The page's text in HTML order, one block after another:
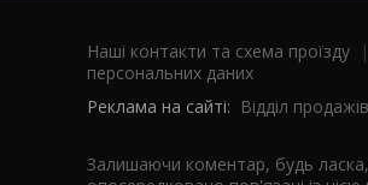
Наші контакти та схема проїзду |
персональних даних
Реклама на сайті: Відділ
Залишаючи коментар, будь